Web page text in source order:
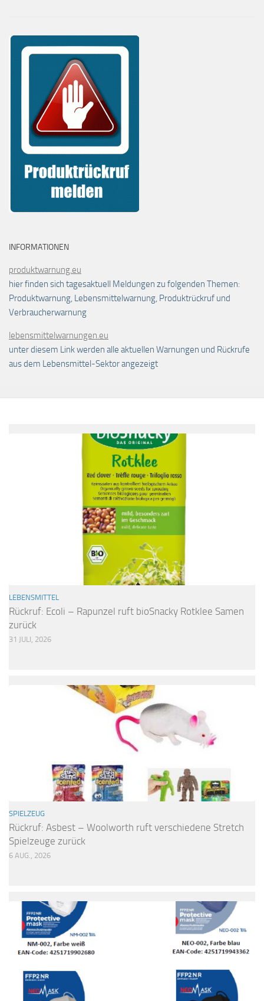
INFORMATIONEN
produktwarnung.eu
hier finden sich tagesaktuell Meldungen zu folgenden Themen:
Produktwarnung, Lebensmittelwarnung, Produktrückruf und
Verbraucherwarnung
lebensmittelwarnungen.eu
unter diesem Link werden alle aktuellen Warnungen und Rückrufe
aus dem Lebensmittel-Sektor angezeigt
LEBENSMITTEL
Rückruf: Ecoli – Rapunzel ruft bioSnacky Rotklee Samen
zurück
31 JULI, 2026
SPIELZEUG
Rückruf: Asbest – Woolworth ruft verschiedene Stretch
Spielzeuge zurück
6 AUG., 2026